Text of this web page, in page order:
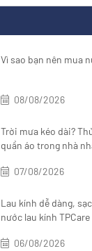
Vì sao bạn nên mua
08/08/2026
Trời mưa kéo dài?
quần áo trong nhà
07/08/2026
Lau kính dễ dàng,
nước lau kính TPCare
06/08/2026